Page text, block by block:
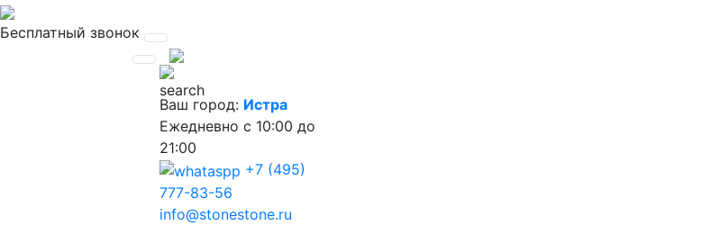
Бесплатный звонок
Ваш город: Истра
Ежедневно с 10:00 до
21:00
+7 (495)
777-83-56
info@stonestone.ru